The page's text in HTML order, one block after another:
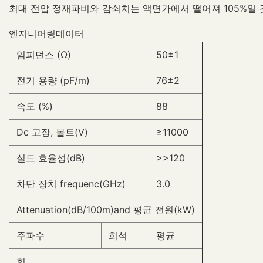
최대 전압 정재파비와 감쇠치는 액면가에서 떨어져 105%일
엔지니어링데이터
임피던스 (Ω)
50±1
전기 용량 (pF/m) 76±2
속도 (%) 88
Dc 고장, 볼트(V) ≥11000
실드 효율성(dB) >>120
차단 장치 frequenc(GHz) 3.0
Attenuation(dB/100m)and 평균 전원(kW)
주파수 희석 평균